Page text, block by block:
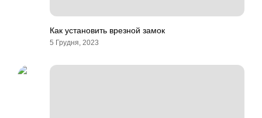
Как установить врезной замок
5 Грудня, 2023